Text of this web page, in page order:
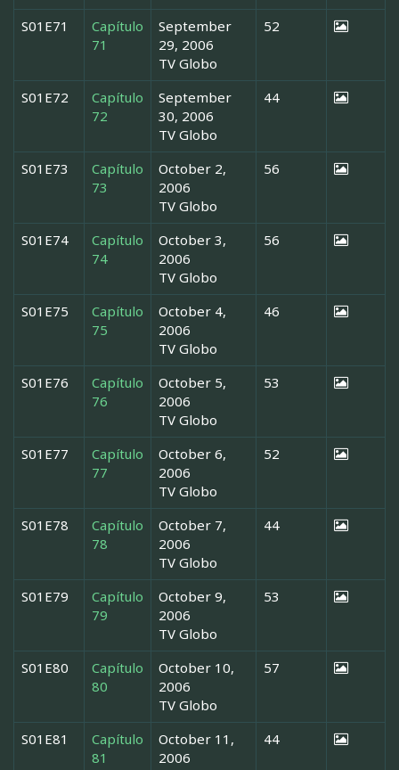
S01E71
Capítulo
71
September
29, 2006
TV Globo
52
S01E72
Capítulo
72
September
30, 2006
TV Globo
44
S01E73
Capítulo
73
October 2,
2006
TV Globo
56
S01E74
Capítulo
74
October 3,
2006
TV Globo
56
S01E75
Capítulo
75
October 4,
2006
TV Globo
46
S01E76
Capítulo
76
October 5,
2006
TV Globo
53
S01E77
Capítulo
77
October 6,
2006
TV Globo
52
S01E78
Capítulo
78
October 7,
2006
TV Globo
44
S01E79
Capítulo
79
October 9,
2006
TV Globo
53
S01E80
Capítulo
80
October 10,
2006
TV Globo
57
S01E81
Capítulo
81
October 11,
2006
44